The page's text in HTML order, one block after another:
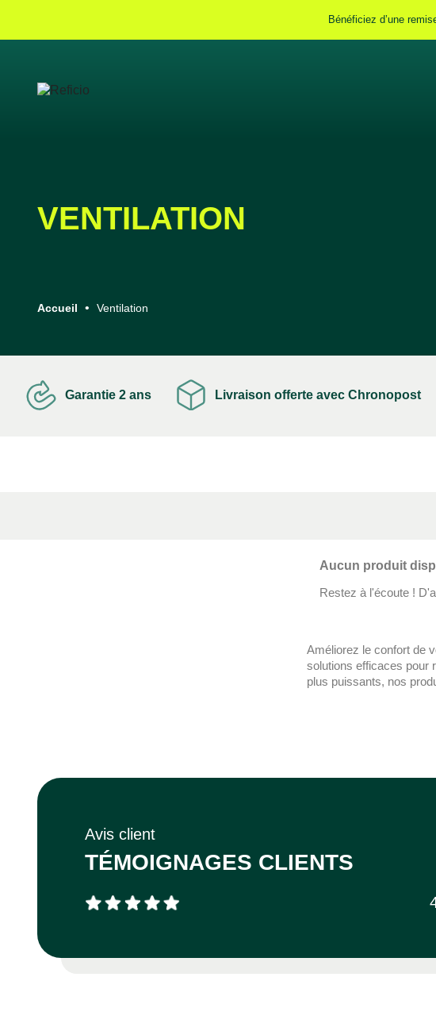
Bénéficiez d’une
Accueil Ventilation
VENTILATION
Garantie 2 ans Livraison offerte avec Chronopost
Aucun produit
Restez à l'écoute !
Améliorez le confort de
solutions efficaces pour
plus puissants, nos
Avis client
TÉMOIGNAGES CLIENTS